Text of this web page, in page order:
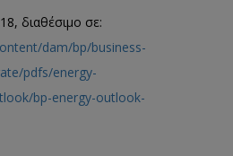
διαθέσιμο σε:
dam/bp/business-
pdfs/energy-
bp-energy-outlook-